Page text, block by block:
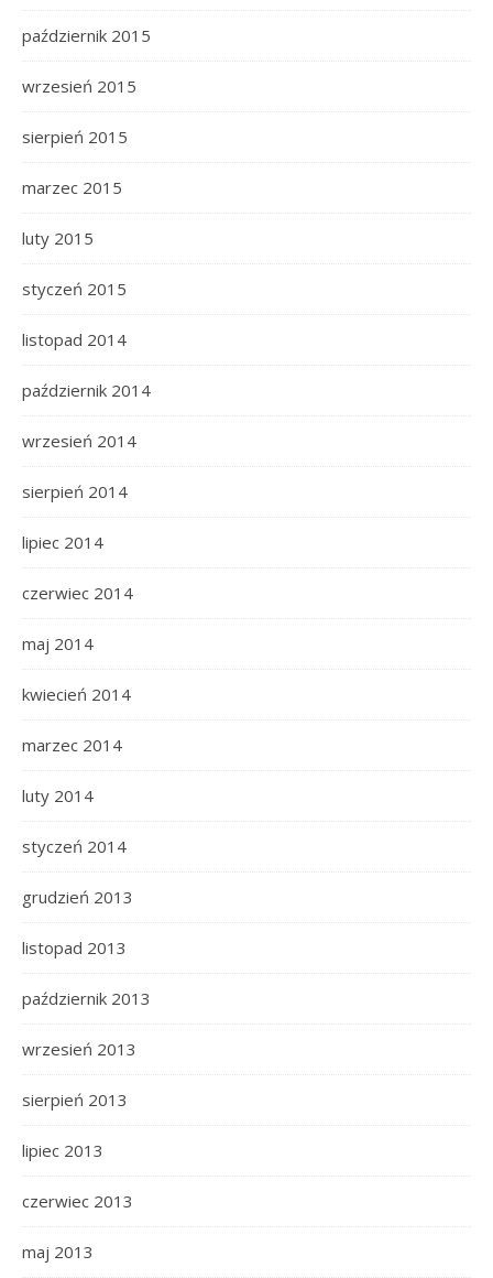
październik 2015
wrzesień 2015
sierpień 2015
marzec 2015
luty 2015
styczeń 2015
listopad 2014
październik 2014
wrzesień 2014
sierpień 2014
lipiec 2014
czerwiec 2014
maj 2014
kwiecień 2014
marzec 2014
luty 2014
styczeń 2014
grudzień 2013
listopad 2013
październik 2013
wrzesień 2013
sierpień 2013
lipiec 2013
czerwiec 2013
maj 2013